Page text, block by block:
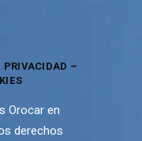
–
Orocar en
derechos